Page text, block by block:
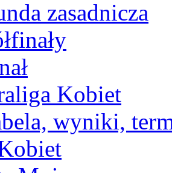
zasadnicza
Kobiet
wyniki,